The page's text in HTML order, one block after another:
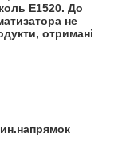
Е1520. До
не
отримані